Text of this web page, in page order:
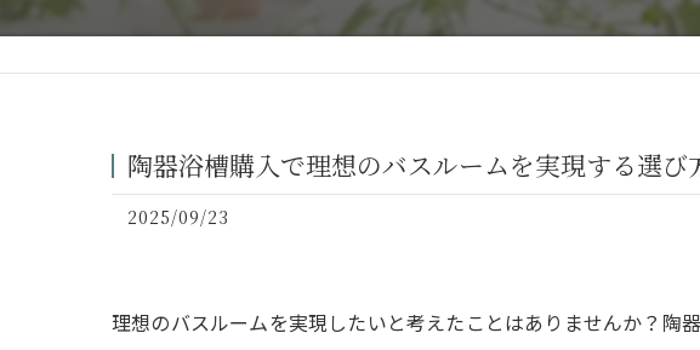
陶器浴槽購入で理想のバスルームを実現する選び
2025/09/23
理想のバスルームを実現したいと考えたことはありませんか？陶